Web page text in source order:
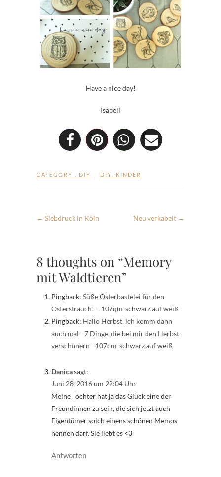
Have a nice day!
Isabell
CATEGORY : DIY DIY KINDER
← Siebdruck in Köln Neu verkabelt →
8 thoughts on “Memory
mit Waldtieren”
Pingback: Süße Osterbastelei für den
Osterstrauch! – 107qm-schwarz auf weiß
Pingback: Hallo Herbst, ich komm dann
auch mal - 7 Dinge, die bei mir den Herbst
verschönern - 107qm-schwarz auf weiß
Danicasagt:
Juni 28, 2016 um 22:04 Uhr
Meine Tochter hat ja das Glück eine der
Freundinnen zu sein, die sich jetzt auch
Eigentümer solch einens schönen Memos
nennen darf. Sie liebt es <3
Antworten